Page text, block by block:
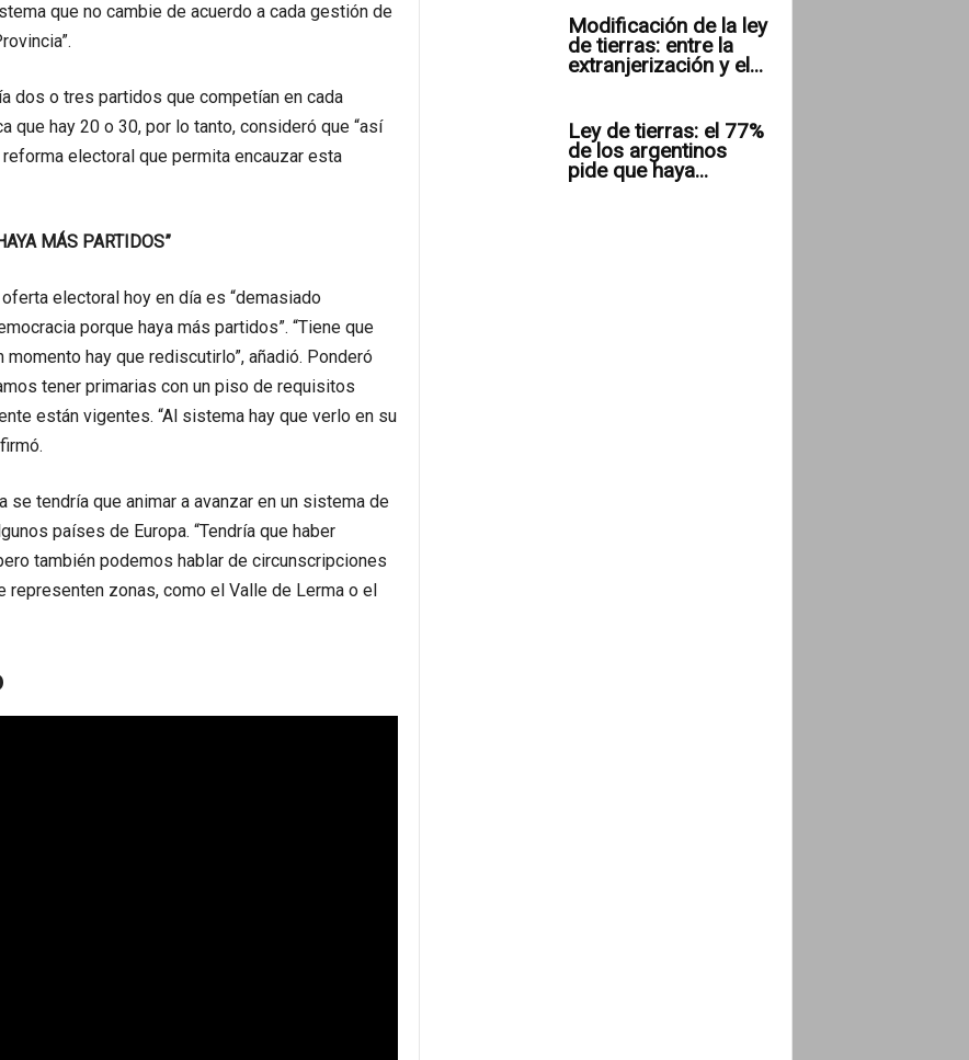
que no cambie de acuerdo a cada gestión de
dos o tres partidos que competían en cada
que hay 20 o 30, por lo tanto, consideró que “así
electoral que permita encauzar esta
MÁS PARTIDOS”
electoral hoy en día es “demasiado
porque haya más partidos”. “Tiene que
hay que rediscutirlo”, añadió. Ponderó
tener primarias con un piso de requisitos
están vigentes. “Al sistema hay que verlo en su
se tendría que animar a avanzar en un sistema de
países de Europa. “Tendría que haber
también podemos hablar de circunscripciones
representen zonas, como el Valle de Lerma o el
Modificación de la ley
de tierras: entre la
extranjerización y el...
Ley de tierras: el 77%
de los argentinos
pide que haya...